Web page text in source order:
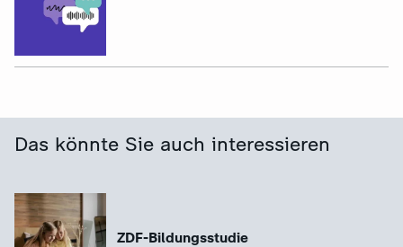
Das könnte Sie auch interessieren
ZDF-Bildungsstudie